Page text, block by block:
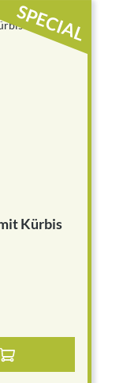
SPECIAL
Kürbis
gewünschten